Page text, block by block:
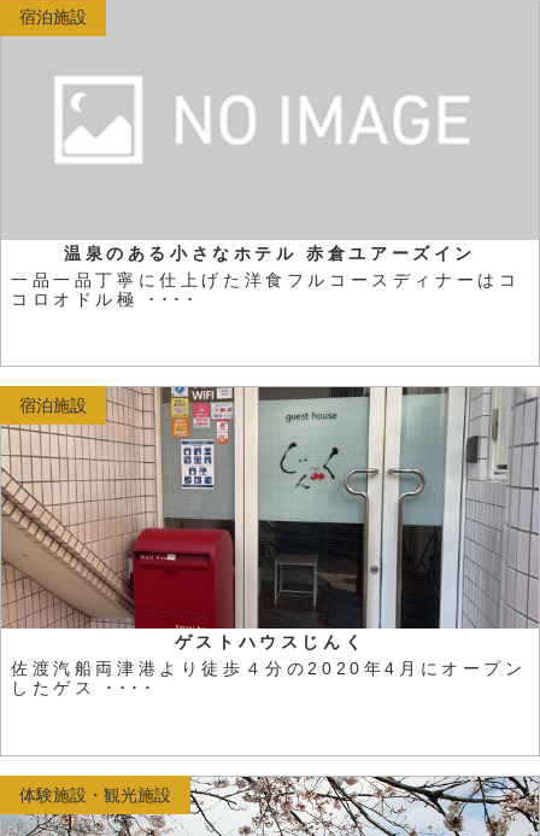
温泉のある小さなホテル 赤倉ユアーズイン
一品一品丁寧に仕上げた洋食フルコースディナーはコ
コロオドル極 ････
宿泊施設
ゲストハウスじんく
佐渡汽船両津港より徒歩４分の2020年4月にオープン
したゲス ････
宿泊施設
体験施設・観光施設